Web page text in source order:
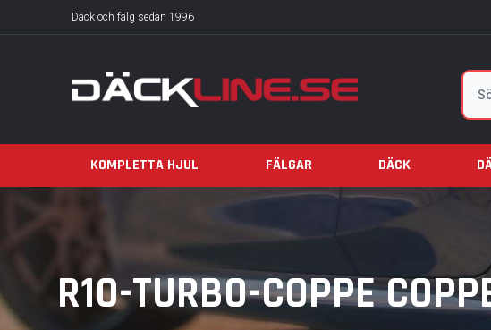
Däck och fälg sedan 1996
Sök
KOMPLETTA HJUL FÄLGAR DÄCK
R10-TURBO-COPPE